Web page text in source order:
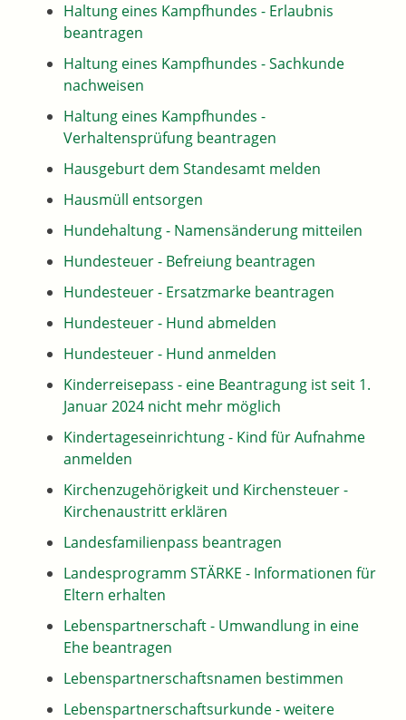
Haltung eines Kampfhundes - Erlaubnis
beantragen
Haltung eines Kampfhundes - Sachkunde
nachweisen
Haltung eines Kampfhundes -
Verhaltensprüfung beantragen
Hausgeburt dem Standesamt melden
Hausmüll entsorgen
Hundehaltung - Namensänderung mitteilen
Hundesteuer - Befreiung beantragen
Hundesteuer - Ersatzmarke beantragen
Hundesteuer - Hund abmelden
Hundesteuer - Hund anmelden
Kinderreisepass - eine Beantragung ist seit 1.
Januar 2024 nicht mehr möglich
Kindertageseinrichtung - Kind für Aufnahme
anmelden
Kirchenzugehörigkeit und Kirchensteuer -
Kirchenaustritt erklären
Landesfamilienpass beantragen
Landesprogramm STÄRKE - Informationen für
Eltern erhalten
Lebenspartnerschaft - Umwandlung in eine
Ehe beantragen
Lebenspartnerschaftsnamen bestimmen
Lebenspartnerschaftsurkunde - weitere